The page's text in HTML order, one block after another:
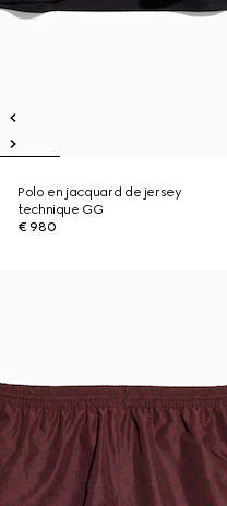
Polo en jacquard de jersey
technique GG
€ 980